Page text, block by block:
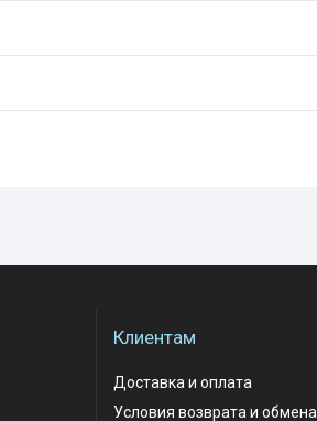
Клиентам
Доставка и оплата
Условия возврата и обмена